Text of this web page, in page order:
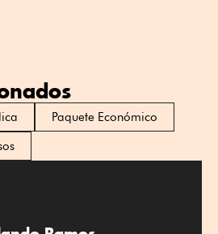
Paquete Económico